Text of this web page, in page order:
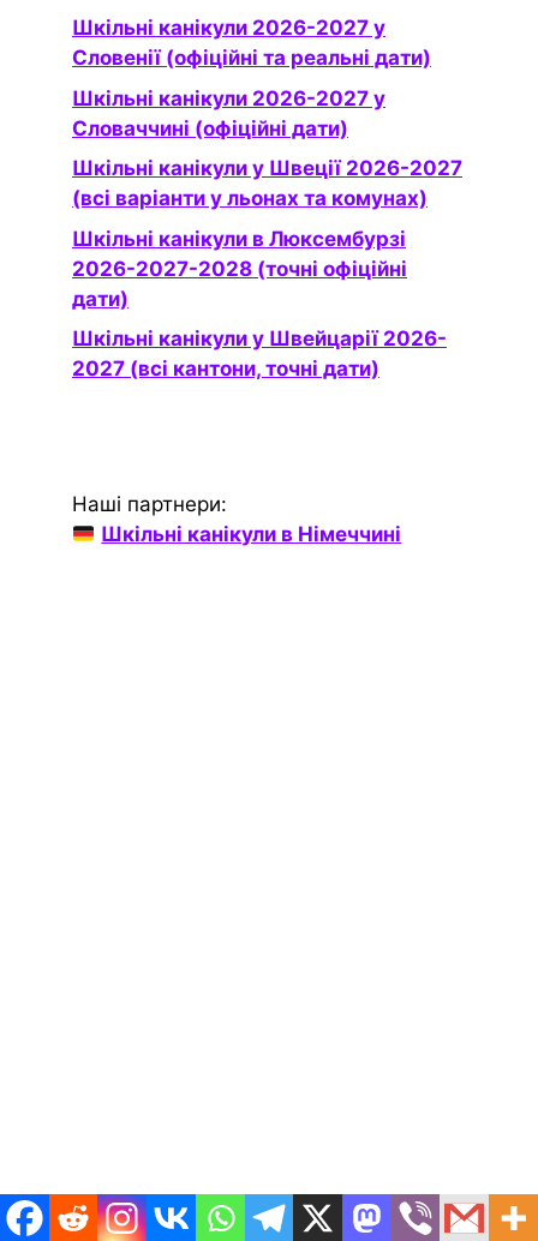
Шкільні канікули 2026-2027 у
Словенії (офіційні та реальні дати)
Шкільні канікули 2026-2027 у
Словаччині (офіційні дати)
Шкільні канікули у Швеції 2026-2027
(всі варіанти у льонах та комунах)
Шкільні канікули в Люксембурзі
2026-2027-2028 (точні офіційні
дати)
Шкільні канікули у Швейцарії 2026-
2027 (всі кантони, точні дати)
Наші партнери:
Шкільні канікули в Німеччині